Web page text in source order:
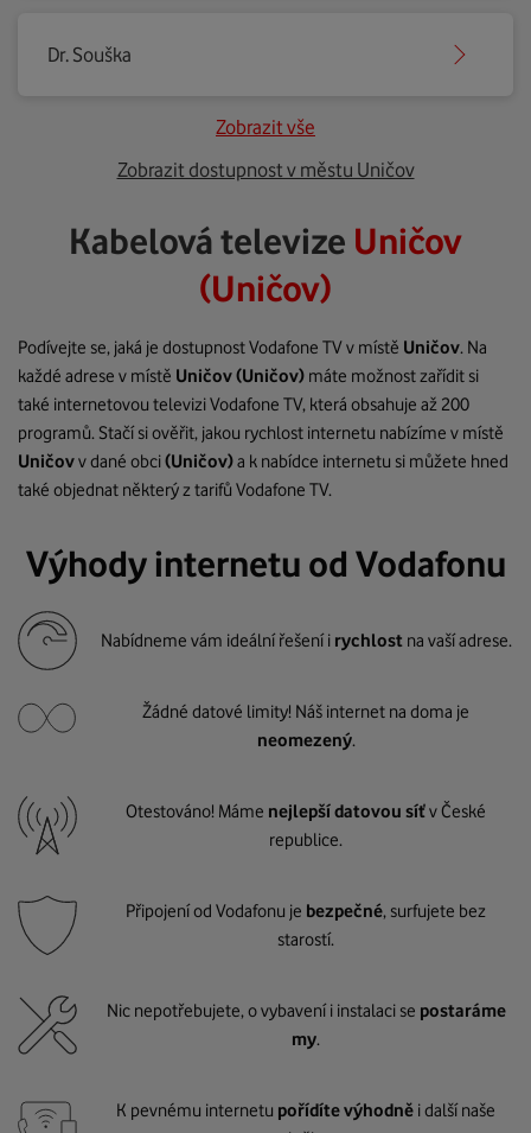
Dr. Souška
Zobrazit vše
Zobrazit dostupnost v městu Uničov
Kabelová televize Uničov
(Uničov)
Podívejte se, jaká je dostupnost Vodafone TV v místě Uničov. Na
každé adrese v místě Uničov(Uničov) máte možnost zařídit si
také internetovou televizi Vodafone TV, která obsahuje až 200
programů. Stačí si ověřit, jakou rychlost internetu nabízíme v místě
Uničovv dané obci(Uničov)a k nabídce internetu si můžete hned
také objednat některý z tarifů Vodafone TV.
Výhody internetu od Vodafonu
Nabídneme vám ideální řešení i rychlost na vaší adrese.
Žádné datové limity! Náš internet na doma je
neomezený.
Otestováno! Máme nejlepší datovou síťv České
republice.
Připojení od Vodafonu je bezpečné, surfujete bez
starostí.
Nic nepotřebujete, o vybavení i instalaci se postaráme
my.
K pevnému internetu pořídíte výhodně i další naše